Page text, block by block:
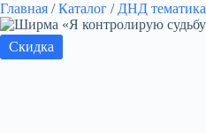
Главная / Каталог / ДНД тематика
Скидка